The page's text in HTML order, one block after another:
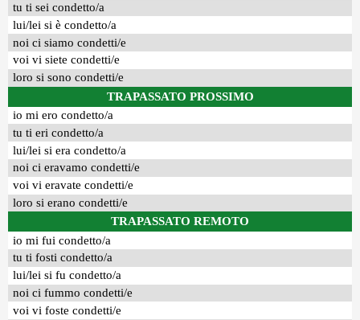
tu ti sei condetto/a
lui/lei si è condetto/a
noi ci siamo condetti/e
voi vi siete condetti/e
loro si sono condetti/e
TRAPASSATO PROSSIMO
io mi ero condetto/a
tu ti eri condetto/a
lui/lei si era condetto/a
noi ci eravamo condetti/e
voi vi eravate condetti/e
loro si erano condetti/e
TRAPASSATO REMOTO
io mi fui condetto/a
tu ti fosti condetto/a
lui/lei si fu condetto/a
noi ci fummo condetti/e
voi vi foste condetti/e